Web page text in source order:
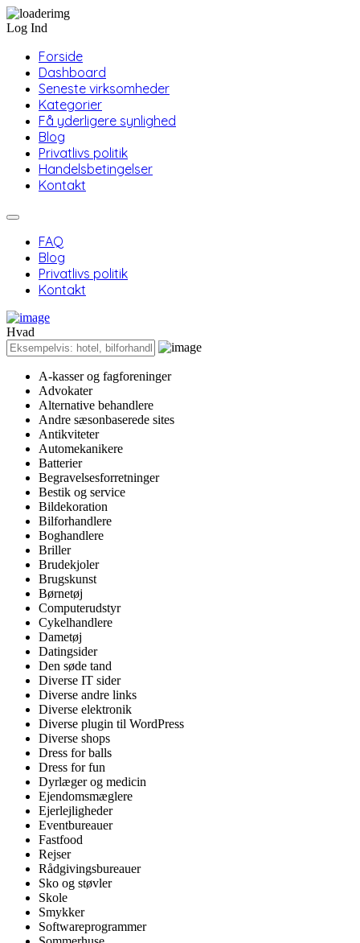
Log Ind
Forside
Dashboard
Seneste virksomheder
Kategorier
Få yderligere synlighed
Blog
Privatlivs politik
Handelsbetingelser
Kontakt
FAQ
Blog
Privatlivs politik
Kontakt
Hvad
A-kasser og fagforeninger
Advokater
Alternative behandlere
Andre sæsonbaserede sites
Antikviteter
Automekanikere
Batterier
Begravelsesforretninger
Bestik og service
Bildekoration
Bilforhandlere
Boghandlere
Briller
Brudekjoler
Brugskunst
Børnetøj
Computerudstyr
Cykelhandlere
Dametøj
Datingsider
Den søde tand
Diverse IT sider
Diverse andre links
Diverse elektronik
Diverse plugin til WordPress
Diverse shops
Dress for balls
Dress for fun
Dyrlæger og medicin
Ejendomsmæglere
Ejerlejligheder
Eventbureauer
Fastfood
Rejser
Rådgivingsbureauer
Sko og støvler
Skole
Smykker
Softwareprogrammer